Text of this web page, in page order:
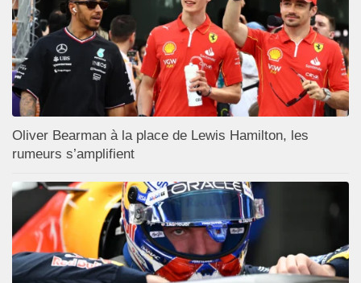
Oliver Bearman à la place de Lewis Hamilton, les
rumeurs s’amplifient